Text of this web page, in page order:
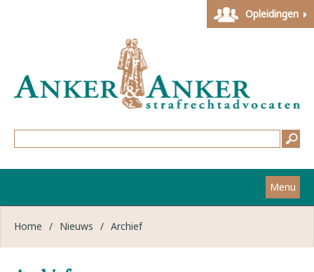
Opleidingen
Menu
Home
Home / Nieuws / Archief